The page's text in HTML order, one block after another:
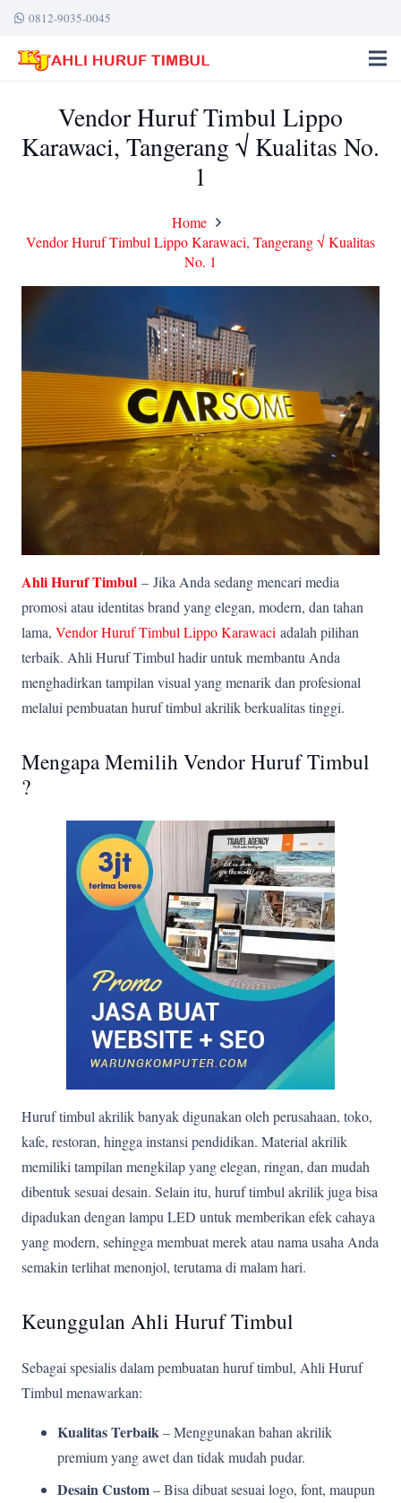
0812-9035-0045
Vendor Huruf Timbul Lippo
Karawaci, Tangerang √ Kualitas No.
1
Home
Vendor Huruf Timbul Lippo Karawaci, Tangerang √ Kualitas
No. 1
Ahli Huruf Timbul – Jika Anda sedang mencari media
promosi atau identitas brand yang elegan, modern, dan tahan
lama, Vendor Huruf Timbul Lippo Karawaci adalah pilihan
terbaik. Ahli Huruf Timbul hadir untuk membantu Anda
menghadirkan tampilan visual yang menarik dan profesional
melalui pembuatan huruf timbul akrilik berkualitas tinggi.
Mengapa Memilih Vendor Huruf Timbul
?
Huruf timbul akrilik banyak digunakan oleh perusahaan, toko,
kafe, restoran, hingga instansi pendidikan. Material akrilik
memiliki tampilan mengkilap yang elegan, ringan, dan mudah
dibentuk sesuai desain. Selain itu, huruf timbul akrilik juga bisa
dipadukan dengan lampu LED untuk memberikan efek cahaya
yang modern, sehingga membuat merek atau nama usaha Anda
semakin terlihat menonjol, terutama di malam hari.
Keunggulan Ahli Huruf Timbul
Sebagai spesialis dalam pembuatan huruf timbul, Ahli Huruf
Timbul menawarkan:
Kualitas Terbaik– Menggunakan bahan akrilik
premium yang awet dan tidak mudah pudar.
Desain Custom– Bisa dibuat sesuai logo, font, maupun